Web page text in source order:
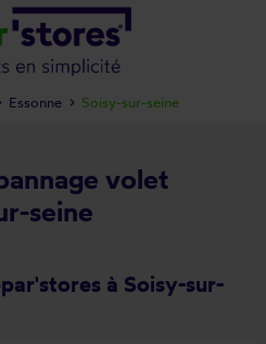
volet
seine
à Soisy-sur-
Essonne Soisy-sur-seine